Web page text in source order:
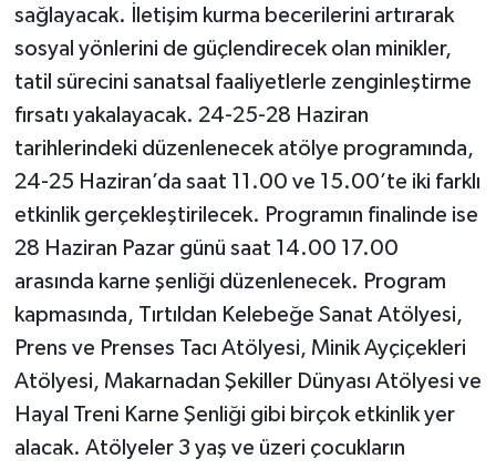
sağlayacak. İletişim kurma becerilerini artırarak
sosyal yönlerini de güçlendirecek olan minikler,
tatil sürecini sanatsal faaliyetlerle zenginleştirme
fırsatı yakalayacak. 24-25-28 Haziran
tarihlerindeki düzenlenecek atölye programında,
24-25 Haziran’da saat 11.00 ve 15.00’te iki farklı
etkinlik gerçekleştirilecek. Programın finalinde ise
28 Haziran Pazar günü saat 14.00 17.00
arasında karne şenliği düzenlenecek. Program
kapmasında, Tırtıldan Kelebeğe Sanat Atölyesi,
Prens ve Prenses Tacı Atölyesi, Minik Ayçiçekleri
Atölyesi, Makarnadan Şekiller Dünyası Atölyesi ve
Hayal Treni Karne Şenliği gibi birçok etkinlik yer
alacak. Atölyeler 3 yaş ve üzeri çocukların